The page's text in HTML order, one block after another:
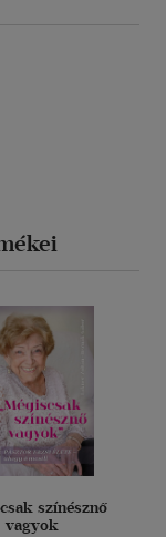
színésznő
vagyok